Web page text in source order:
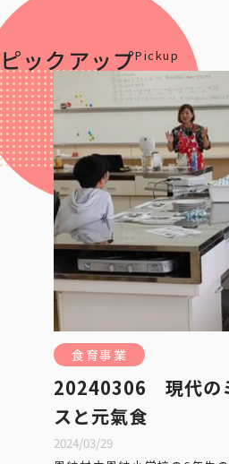
ピックアップPickup
食育事業
20240306 現代の
スと元氣食
2024/03/29